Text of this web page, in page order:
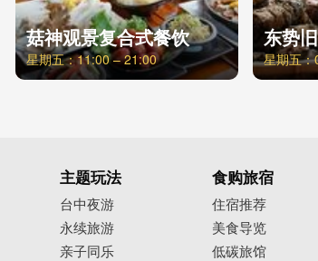
菇神观景复合式餐饮
星期五：11:00 – 21:00 星期五
主题玩法
台中夜游
永续旅游
亲子同乐
食购旅宿
住宿推荐
美食导览
低碳旅馆